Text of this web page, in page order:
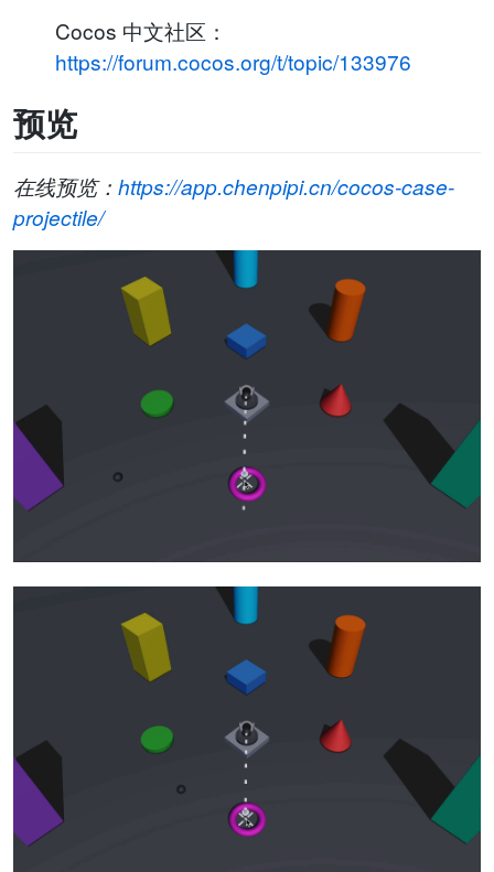
Cocos 中文社区：
https://forum.cocos.org/t/topic/133976
预览
在线预览： https://app.chenpipi.cn/cocos-case-
projectile/